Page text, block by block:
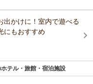
見苑
リゾート
出かけに！室内で遊べる
にもおすすめ
テル・旅館・宿泊施設